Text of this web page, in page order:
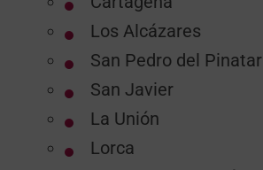
Los Alcázares
San Pedro del Pinatar
San Javier
La Unión
Lorca